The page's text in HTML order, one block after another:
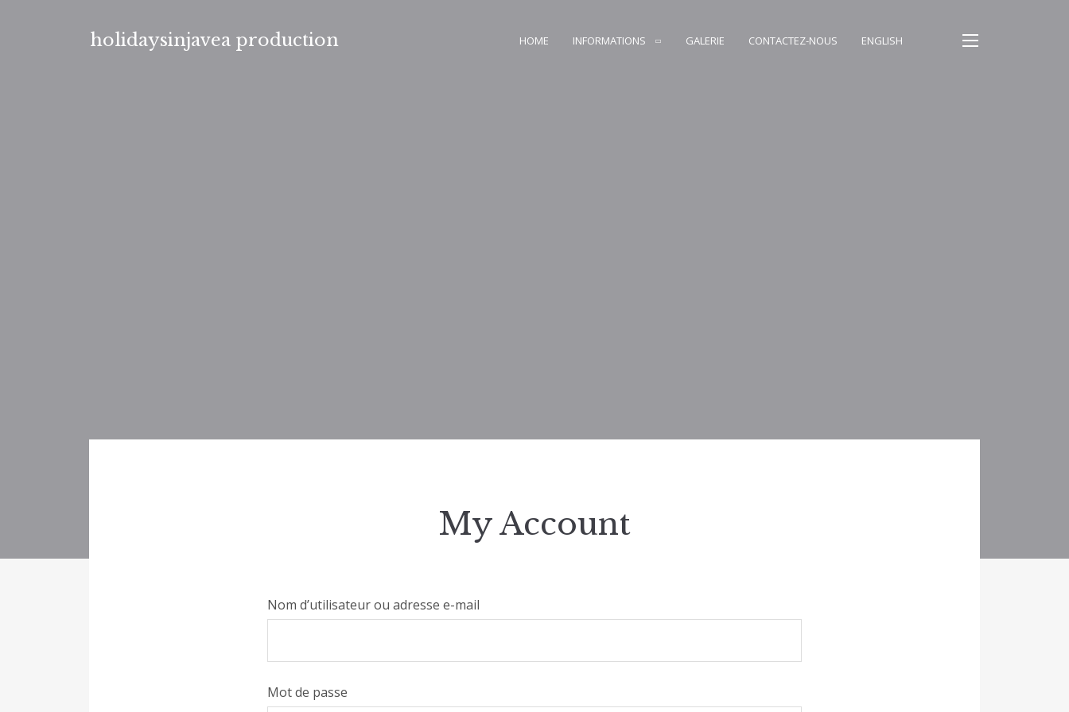
holidaysinjavea production HOME INFORMATIONS GALERIE CONTACTEZ-NOUS ENGLISH
My Account
Nom d’utilisateur ou adresse e-mail
Mot de passe